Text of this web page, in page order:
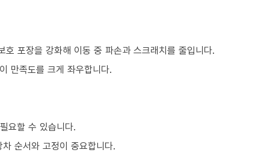
포장을 강화해 이동 중 파손과 스크래치를 줄입니다.
만족도를 크게 좌우합니다.
요할 수 있습니다.
순서와 고정이 중요합니다.